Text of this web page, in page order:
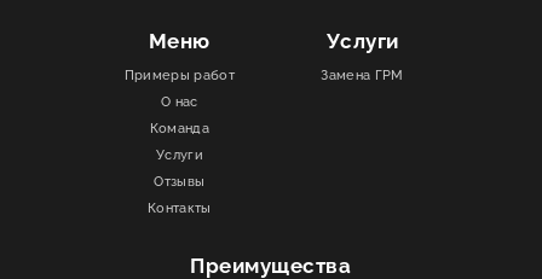
КОНТАКТЫМеню
Примеры работ
О нас
Команда
Услуги
Отзывы
Контакты
Услуги
Замена ГРМ
Преимущества